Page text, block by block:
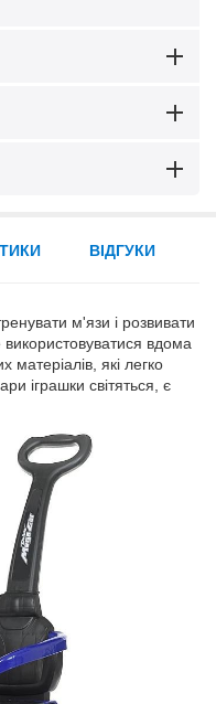
м'язи і розвивати
вдома
матеріалів, які легко
іграшки світяться, є
ВІДГУКИ